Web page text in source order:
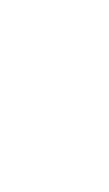
van Signia.